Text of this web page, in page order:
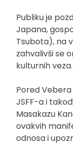
Publiku je
Japana,
Tsubota), na
zahvalivši se
kulturnih veza.
Pored
JSFF-a i
Masakazu
ovakvih
odnosa i